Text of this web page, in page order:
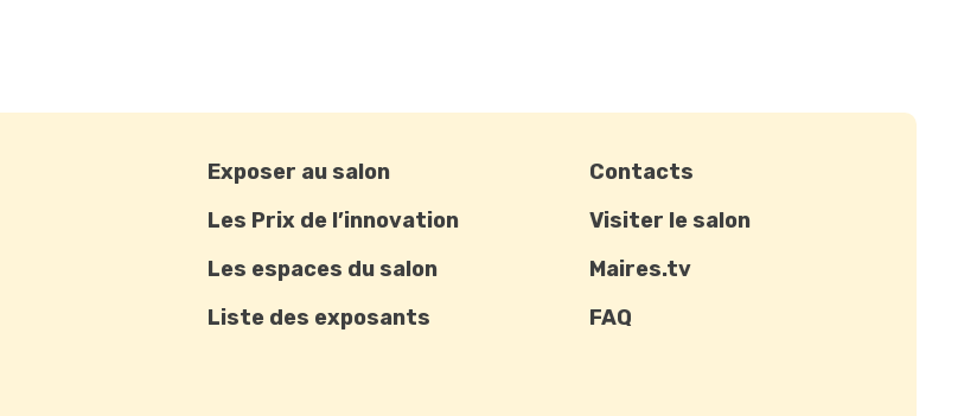
Exposer au salon
Les Prix de l’innovation
Les espaces du salon
Liste des exposants
Contacts
Visiter le salon
Maires.tv
FAQ